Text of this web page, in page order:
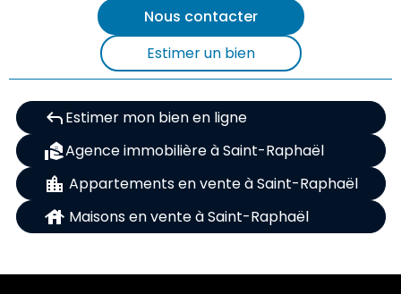
Nous contacter
Estimer un bien
replyEstimer mon bien en ligne
real_estate_agentAgence immobilière à Saint-Raphaël
location_city Appartements en vente à Saint-Raphaël
house Maisons en vente à Saint-Raphaël